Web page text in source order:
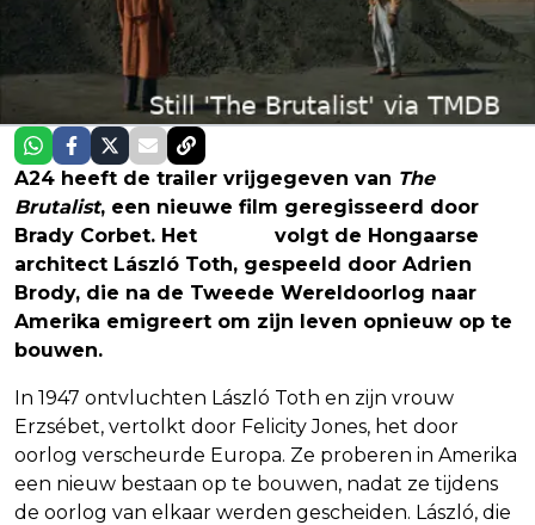
A24 heeft de trailer vrijgegeven van The
Brutalist, een nieuwe film geregisseerd door
Brady Corbet. Het
volgt de Hongaarse
architect László Toth, gespeeld door Adrien
Brody, die na de Tweede Wereldoorlog naar
Amerika emigreert om zijn leven opnieuw op te
bouwen.
In 1947 ontvluchten László Toth en zijn vrouw
Erzsébet, vertolkt door Felicity Jones, het door
oorlog verscheurde Europa. Ze proberen in Amerika
een nieuw bestaan op te bouwen, nadat ze tijdens
de oorlog van elkaar werden gescheiden. László, die